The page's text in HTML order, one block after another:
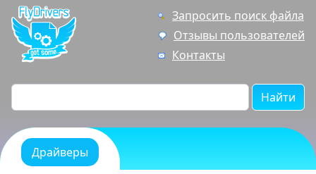
Запросить поиск файла
Отзывы пользователей
Контакты
Найти
Драйверы